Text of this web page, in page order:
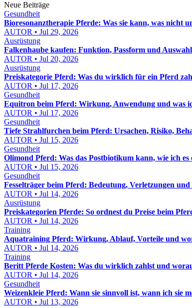
Neue Beiträge
Gesundheit
Bioresonanztherapie Pferde: Was sie kann, was nicht
AUTOR • Jul 29, 2026
Ausrüstung
Falkenhaube kaufen: Funktion, Passform und
AUTOR • Jul 20, 2026
Ausrüstung
Preiskategorie Pferd: Was du wirklich für ein Pferd
AUTOR • Jul 17, 2026
Gesundheit
Equitron beim Pferd: Wirkung, Anwendung und was
AUTOR • Jul 17, 2026
Gesundheit
Tiefe Strahlfurchen beim Pferd: Ursachen, Risiko,
AUTOR • Jul 15, 2026
Gesundheit
Olimond Pferd: Was das Postbiotikum kann, wie ich
AUTOR • Jul 15, 2026
Gesundheit
Fesselträger beim Pferd: Bedeutung, Verletzungen und
AUTOR • Jul 14, 2026
Ausrüstung
Preiskategorien Pferde: So ordnest du Preise beim
AUTOR • Jul 14, 2026
Training
Aquatraining Pferd: Wirkung, Ablauf, Vorteile und
AUTOR • Jul 14, 2026
Training
Beritt Pferde Kosten: Was du wirklich zahlst und
AUTOR • Jul 14, 2026
Gesundheit
Weizenkleie Pferd: Wann sie sinnvoll ist, wann ich sie
AUTOR • Jul 13, 2026